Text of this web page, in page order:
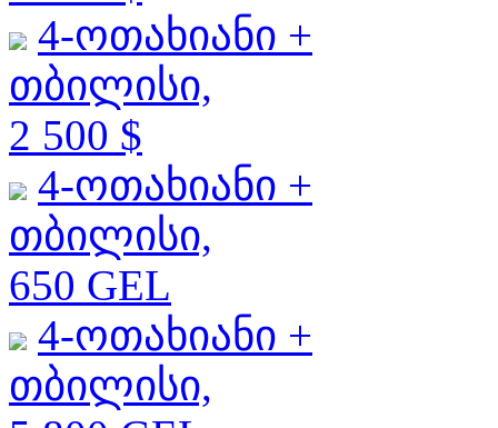
4-ოთახიანი +
თბილისი,
2 500 $
4-ოთახიანი +
თბილისი,
650 GEL
4-ოთახიანი +
თბილისი,